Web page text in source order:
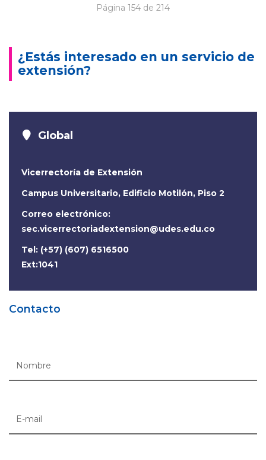
Página 154 de 214
¿Estás interesado en un servicio de
extensión?
Global
Vicerrectoría de Extensión
Campus Universitario, Edificio Motilón, Piso 2
Correo electrónico:
sec.vicerrectoriadextension@udes.edu.co
Tel: (+57) (607) 6516500
Ext:1041
Contacto